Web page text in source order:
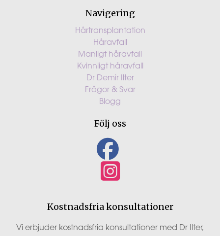
Navigering
Hårtransplantation
Håravfall
Manligt håravfall
Kvinnligt håravfall
Dr Demir Ilter
Frågor & Svar
Blogg
Följ oss
Kostnadsfria konsultationer
Vi erbjuder kostnadsfria konsultationer med Dr Ilter,